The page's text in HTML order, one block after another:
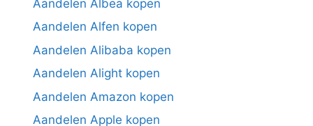
Aandelen Albea kopen
Aandelen Alfen kopen
Aandelen Alibaba kopen
Aandelen Alight kopen
Aandelen Amazon kopen
Aandelen Apple kopen